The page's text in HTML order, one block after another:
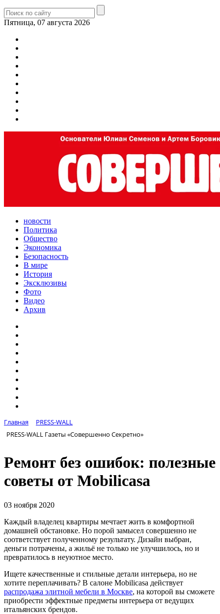
Пятница, 07 августа 2026
новости
Политика
Общество
Экономика
Безопасность
В мире
История
Эксклюзивы
Фото
Видео
Архив
Главная
PRESS-WALL
PRESS-WALL Газеты «Совершенно Секретно»
Ремонт без ошибок: полезные
советы от Mobilicasa
03 ноября 2020
Каждый владелец квартиры мечтает жить в комфортной
домашней обстановке. Но порой замысел совершенно не
соответствует полученному результату. Дизайн выбран,
деньги потрачены, а жильё не только не улучшилось, но и
превратилось в неуютное место.
Ищете качественные и стильные детали интерьера, но не
хотите переплачивать? В салоне Mobilicasa действует
распродажа элитной мебели в Москве, на которой вы сможете
приобрести эффектные предметы интерьера от ведущих
итальянских брендов.